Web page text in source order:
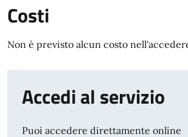
Costi
Non è previsto alcun costo
Accedi al servizio
Puoi accedere direttamente online